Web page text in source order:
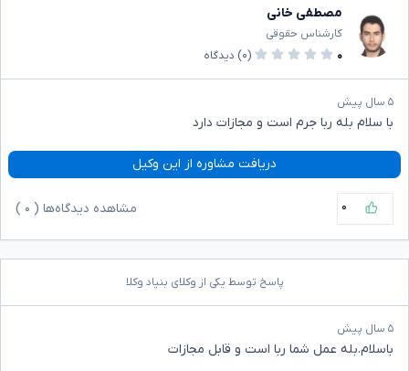
مصطفی خانی
کارشناس حقوقی
۰
(۰) دیدگاه
۵ سال پیش
با سلام بله ربا جرم است و مجازات دارد
دریافت مشاوره از این وکیل
۰ مشاهده دیدگاه‌ها ( ۰
پاسخ توسط یکی از وکلای بنیاد وکلا
۵ سال پیش
باسلام.بله عمل شما ربا است و قابل مجازات